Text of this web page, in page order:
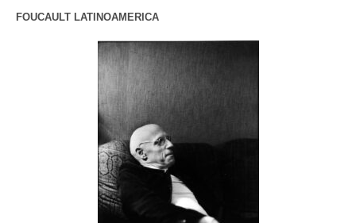
FOUCAULT LATINOAMERICA